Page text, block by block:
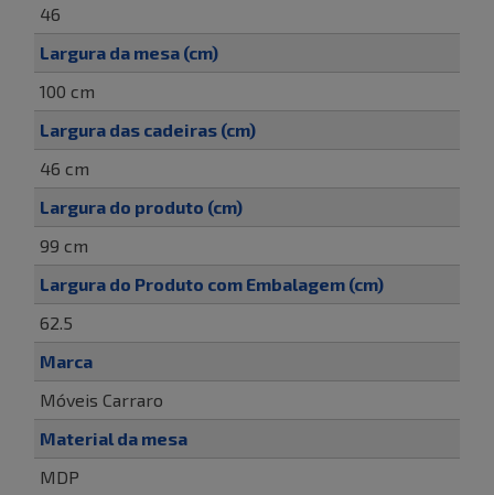
46
Largura da mesa (cm)
100 cm
Largura das cadeiras (cm)
46 cm
Largura do produto (cm)
99 cm
Largura do Produto com Embalagem (cm)
62.5
Marca
Móveis Carraro
Material da mesa
MDP